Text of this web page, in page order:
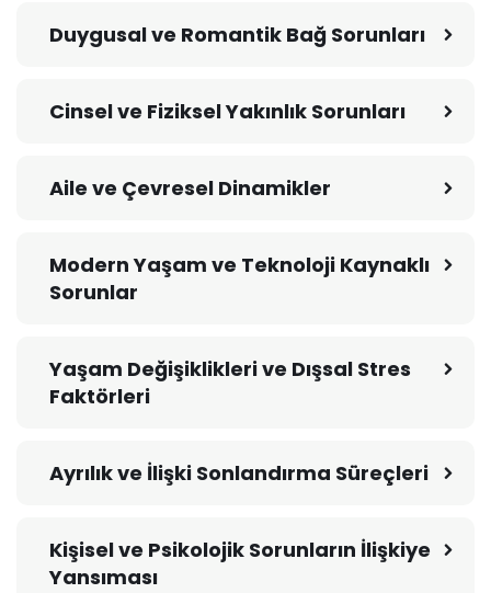
Duygusal ve Romantik Bağ Sorunları
Cinsel ve Fiziksel Yakınlık Sorunları
Aile ve Çevresel Dinamikler
Modern Yaşam ve Teknoloji Kaynaklı
Sorunlar
Yaşam Değişiklikleri ve Dışsal Stres
Faktörleri
Ayrılık ve İlişki Sonlandırma Süreçleri
Kişisel ve Psikolojik Sorunların İlişkiye
Yansıması